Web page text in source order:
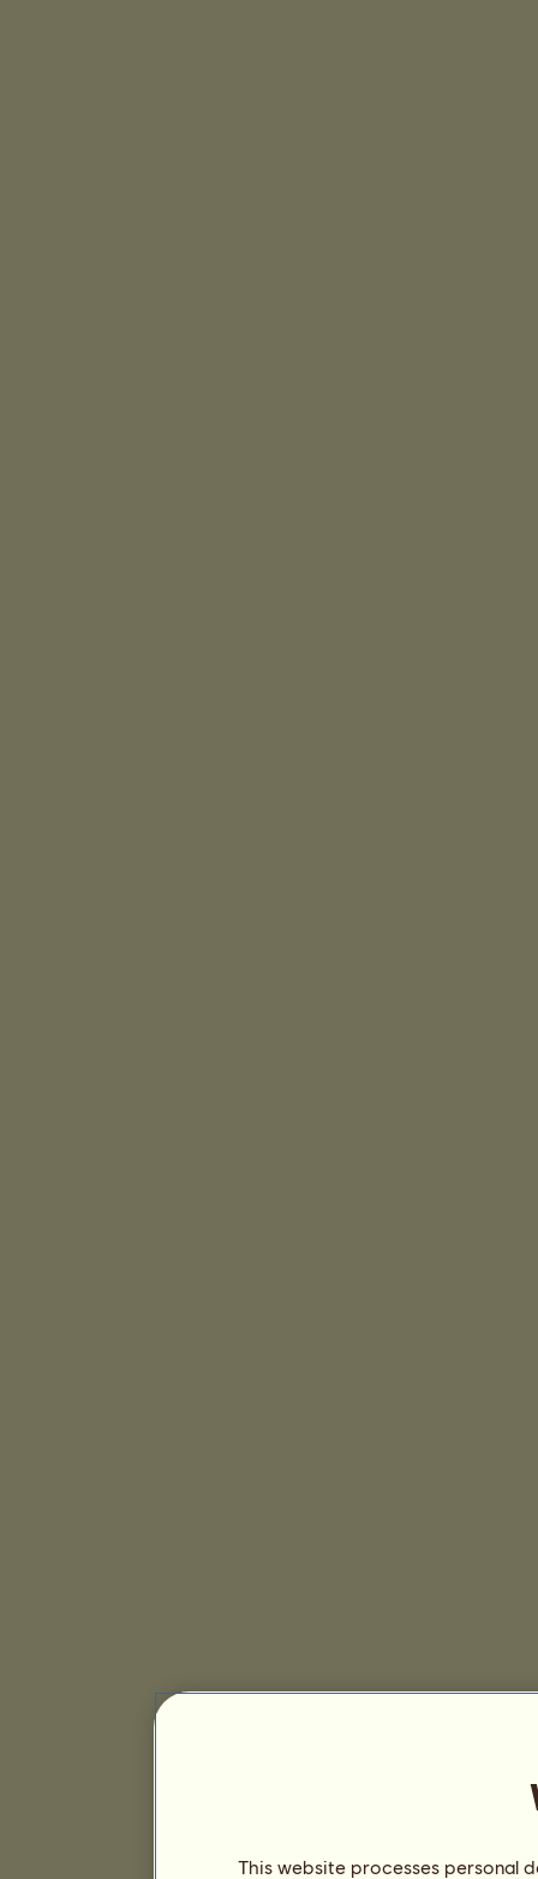
This website processes personal